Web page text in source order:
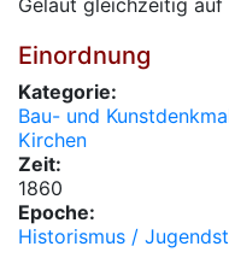
Geläut gleichzeitig
Einordnung
Kategorie:
Bau- und
Kirchen
Zeit:
1860
Epoche:
Historismus /